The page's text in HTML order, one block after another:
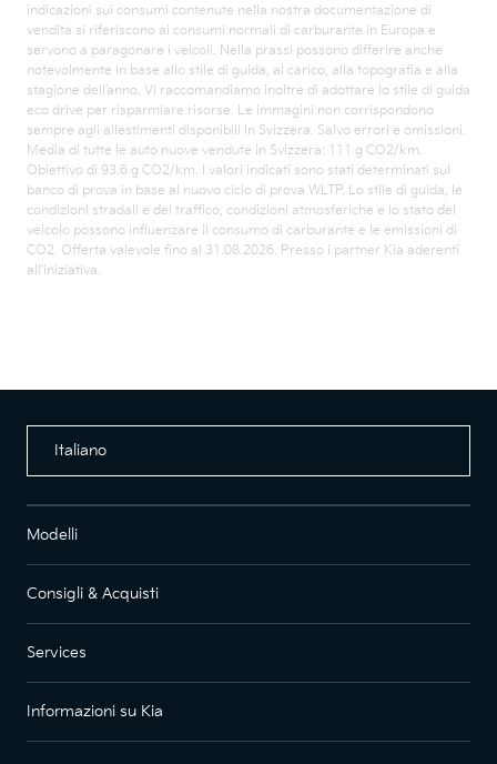
indicazioni sui consumi contenute nella nostra documentazione di
vendita si riferiscono ai consumi normali di carburante in Europa e
servono a paragonare i veicoli. Nella prassi possono differire anche
notevolmente in base allo stile di guida, al carico, alla topografia e alla
stagione dell'anno. Vi raccomandiamo inoltre di adottare lo stile di guida
eco drive per risparmiare risorse. Le immagini non corrispondono
sempre agli allestimenti disponibili in Svizzera. Salvo errori e omissioni.
Media di tutte le auto nuove vendute in Svizzera: 111 g CO2/km.
Obiettivo di 93.6 g CO2/km. I valori indicati sono stati determinati sul
banco di prova in base al nuovo ciclo di prova WLTP. Lo stile di guida, le
condizioni stradali e del traffico, condizioni atmosferiche e lo stato del
veicolo possono influenzare il consumo di carburante e le emissioni di
CO2. Offerta valevole fino al 31.08.2026. Presso i partner Kia aderenti
all'iniziativa.
Italiano
Modelli
Consigli & Acquisti
Services
Informazioni su Kia